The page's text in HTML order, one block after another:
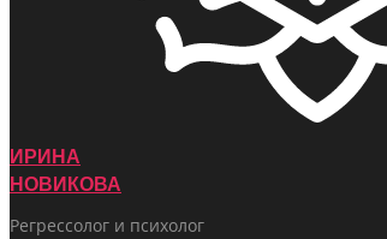
ИРИНА
НОВИКОВА
Регрессолог и психолог